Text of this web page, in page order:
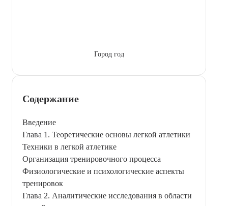
Город год
Содержание
Введение
Глава 1. Теоретические основы легкой атлетики
Техники в легкой атлетике
Организация тренировочного процесса
Физиологические и психологические аспекты
тренировок
Глава 2. Аналитические исследования в области